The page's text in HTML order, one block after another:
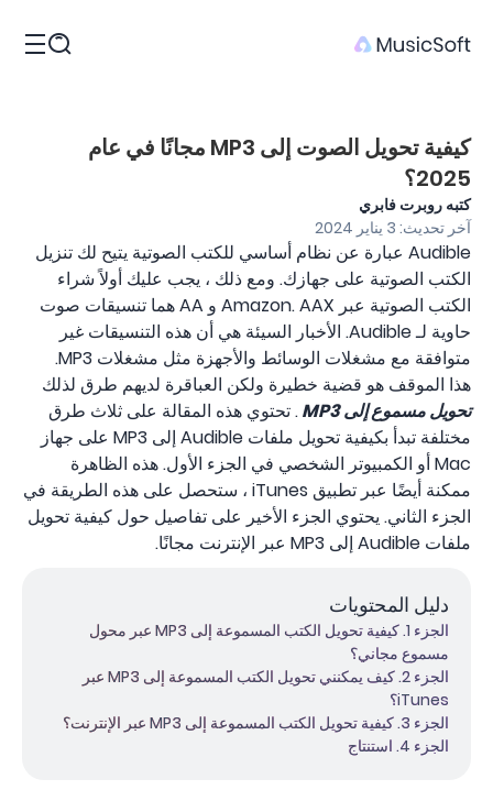
كيفية تحويل الصوت إلى MP3 مجانًا في عام
2025؟
كتبه روبرت فابري
آخر تحديث: 3 يناير 2024
Audible عبارة عن نظام أساسي للكتب الصوتية يتيح لك تنزيل
الكتب الصوتية على جهازك. ومع ذلك ، يجب عليك أولاً شراء
الكتب الصوتية عبر Amazon. AAX و AA هما تنسيقات صوت
حاوية لـ Audible. الأخبار السيئة هي أن هذه التنسيقات غير
متوافقة مع مشغلات الوسائط والأجهزة مثل مشغلات MP3.
هذا الموقف هو قضية خطيرة ولكن العباقرة لديهم طرق لذلك
تحويل مسموع إلى MP3
. تحتوي هذه المقالة على ثلاث طرق
مختلفة تبدأ بكيفية تحويل ملفات Audible إلى MP3 على جهاز
Mac أو الكمبيوتر الشخصي في الجزء الأول. هذه الظاهرة
ممكنة أيضًا عبر تطبيق iTunes ، ستحصل على هذه الطريقة في
الجزء الثاني. يحتوي الجزء الأخير على تفاصيل حول كيفية تحويل
ملفات Audible إلى MP3 عبر الإنترنت مجانًا.
دليل المحتويات
الجزء 1. كيفية تحويل الكتب المسموعة إلى MP3 عبر محول
مسموع مجاني؟
الجزء 2. كيف يمكنني تحويل الكتب المسموعة إلى MP3 عبر
iTunes؟
الجزء 3. كيفية تحويل الكتب المسموعة إلى MP3 عبر الإنترنت؟
الجزء 4. استنتاج